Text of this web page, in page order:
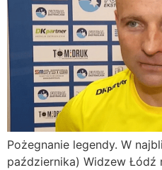
Pożegnanie legendy. W
października) Widzew Łódź